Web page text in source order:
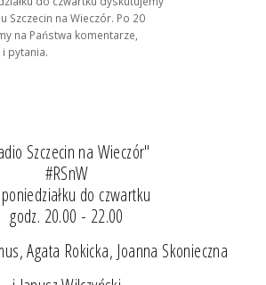
Szczecin na Wieczór. Po 20
na Państwa komentarze,
pytania.
Szczecin na Wieczór"
#RSnW
do czwartku
godz. 20.00 - 22.00
Agata Rokicka, Joanna Skonieczna